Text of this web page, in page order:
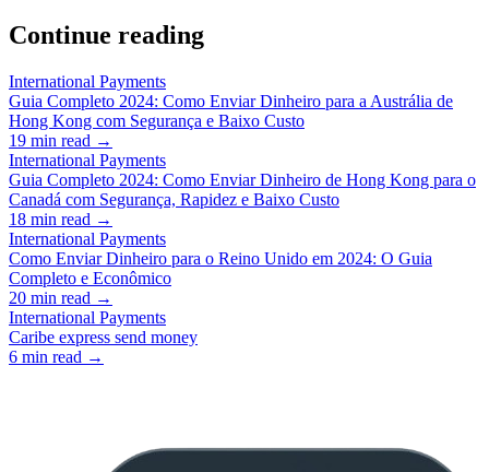
Continue reading
International Payments
Guia Completo 2024: Como Enviar Dinheiro para a Austrália de
Hong Kong com Segurança e Baixo Custo
19 min read →
International Payments
Guia Completo 2024: Como Enviar Dinheiro de Hong Kong para o
Canadá com Segurança, Rapidez e Baixo Custo
18 min read →
International Payments
Como Enviar Dinheiro para o Reino Unido em 2024: O Guia
Completo e Econômico
20 min read →
International Payments
Caribe express send money
6 min read →